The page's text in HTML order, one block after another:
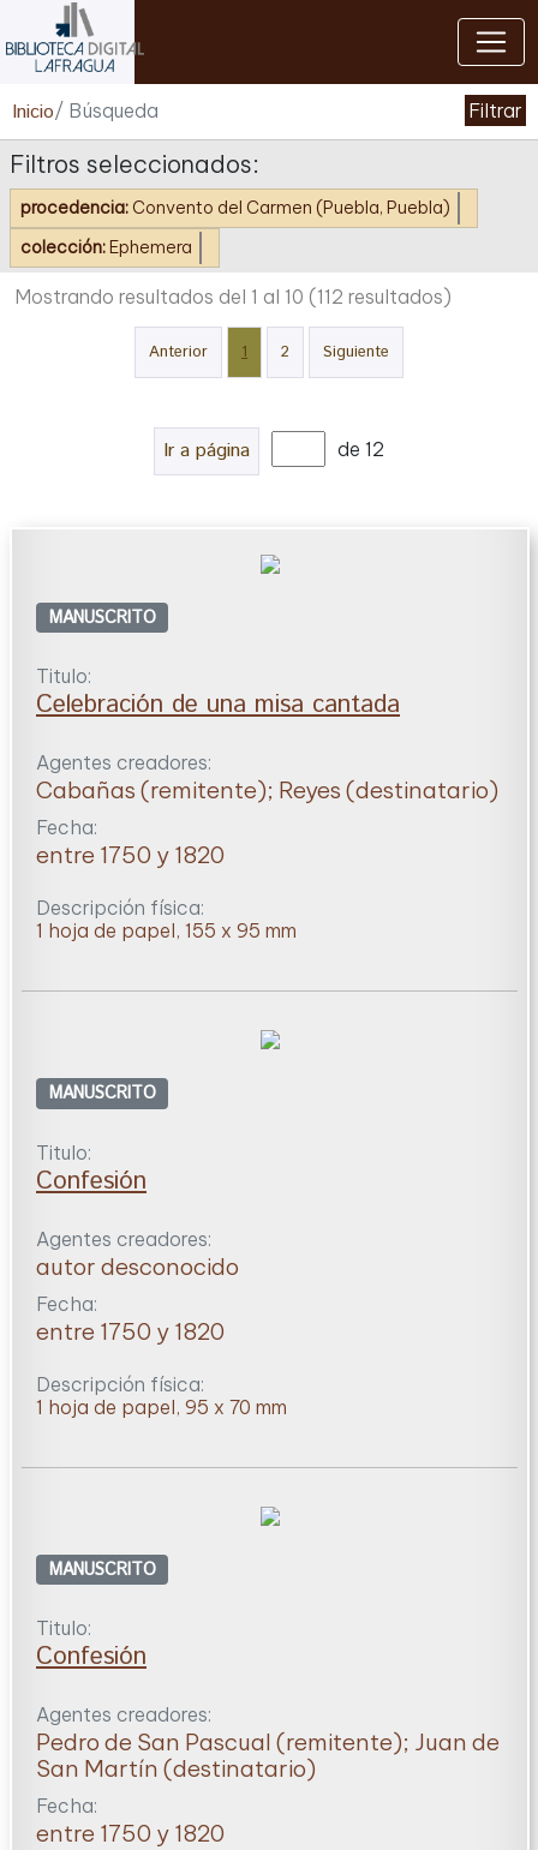
Inicio/ Búsqueda Filtrar
Cerrar
Filtros seleccionados:
procedencia:Convento del Carmen (Puebla, Puebla)
colección:Ephemera
Mostrando resultados del 1 al 10 (112 resultados)
Anterior 1 2 Siguiente
Ir a página de 12
MANUSCRITO
Titulo:
Celebración de una misa cantada
Agentes creadores:
Cabañas (remitente); Reyes (destinatario)
Fecha:
entre 1750 y 1820
Descripción física:
1 hoja de papel, 155 x 95 mm
MANUSCRITO
Titulo:
Confesión
Agentes creadores:
autor desconocido
Fecha:
entre 1750 y 1820
Descripción física:
1 hoja de papel, 95 x 70 mm
MANUSCRITO
Titulo:
Confesión
Agentes creadores:
Pedro de San Pascual (remitente); Juan de
San Martín (destinatario)
Fecha:
entre 1750 y 1820